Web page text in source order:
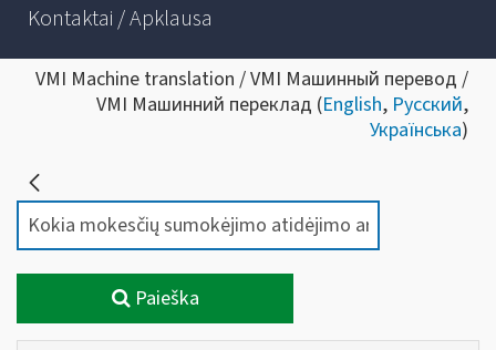
Kontaktai / Apklausa
VMI Machine translation / VMI Машинный перевод /
VMI Машинний переклад (English, Русский,
Українська)
Paieška